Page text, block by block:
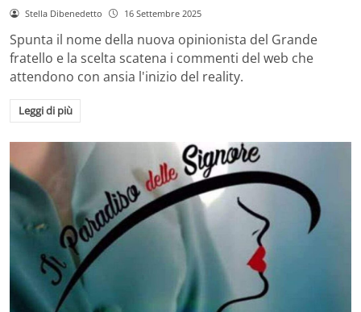
Stella Dibenedetto 16 Settembre 2025
Spunta il nome della nuova opinionista del Grande
fratello e la scelta scatena i commenti del web che
attendono con ansia l'inizio del reality.
Leggi di più